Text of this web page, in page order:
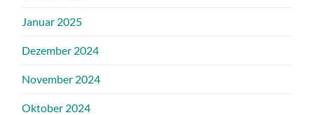
Januar 2025
Dezember 2024
November 2024
Oktober 2024